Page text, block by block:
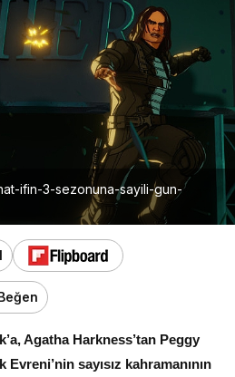
ifin-3-sezonuna-sayili-gun-
Agatha Harkness’tan Peggy
sayısız kahramanının